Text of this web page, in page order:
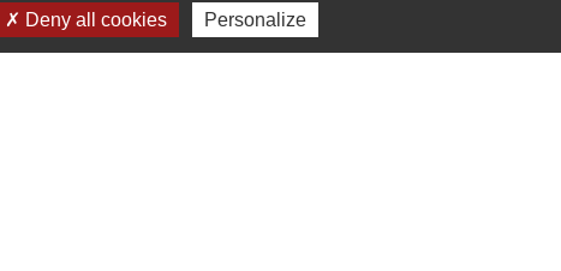
Musée de la Grande guerre
Deny all cookies Personalize